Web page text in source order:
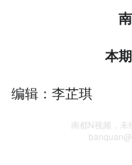
本
编辑：李芷琪
南都N视频，未